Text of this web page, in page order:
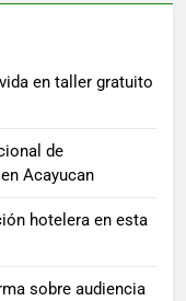
en taller gratuito
de
Acayucan
hotelera en esta
sobre audiencia